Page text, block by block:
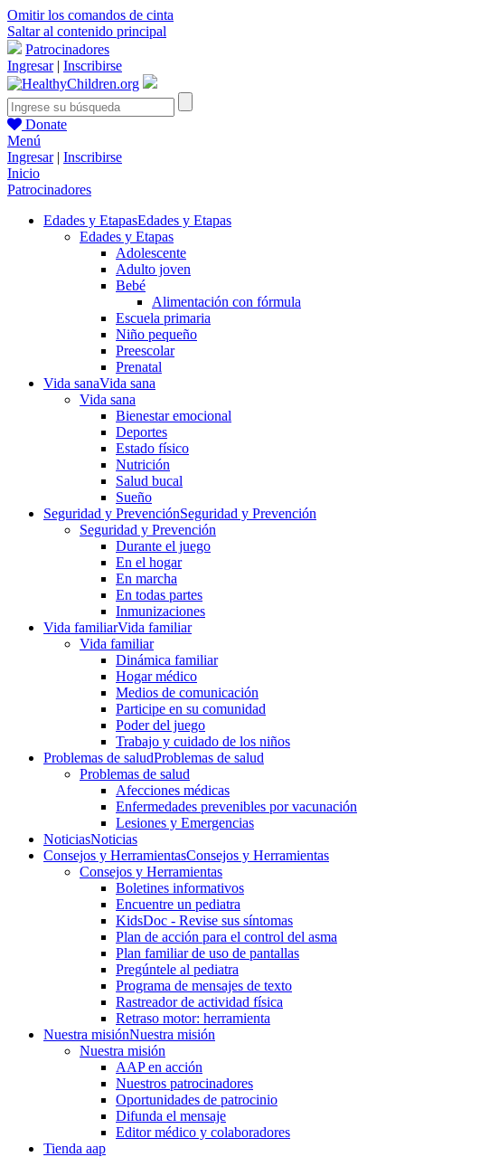
Omitir los comandos de cinta
Saltar al contenido principal
Patrocinadores
Ingresar| Inscribirse
Donate
Menú
Ingresar| Inscribirse
Inicio
Patrocinadores
Edades y EtapasEdades y Etapas
Edades y Etapas
Adolescente
Adulto joven
Bebé
Alimentación con fórmula
Escuela primaria
Niño pequeño
Preescolar
Prenatal
Vida sanaVida sana
Vida sana
Bienestar emocional
Deportes
Estado físico
Nutrición
Salud bucal
Sueño
Seguridad y PrevenciónSeguridad y Prevención
Seguridad y Prevención
Durante el juego
En el hogar
En marcha
En todas partes
Inmunizaciones
Vida familiarVida familiar
Vida familiar
Dinámica familiar
Hogar médico
Medios de comunicación
Participe en su comunidad
Poder del juego
Trabajo y cuidado de los niños
Problemas de saludProblemas de salud
Problemas de salud
Afecciones médicas
Enfermedades prevenibles por vacunación
Lesiones y Emergencias
NoticiasNoticias
Consejos y HerramientasConsejos y Herramientas
Consejos y Herramientas
Boletines informativos
Encuentre un pediatra
KidsDoc - Revise sus síntomas
Plan de acción para el control del asma
Plan familiar de uso de pantallas
Pregúntele al pediatra
Programa de mensajes de texto
Rastre​​ador de activida​d física
Retraso motor: herramienta
Nuestra misiónNuestra misión
Nuestra misión
AAP en acción
Nuestros patrocinadores
Oportunidades de patrocinio
Difunda el mensaje
Editor médico y colaboradores
Tienda aap